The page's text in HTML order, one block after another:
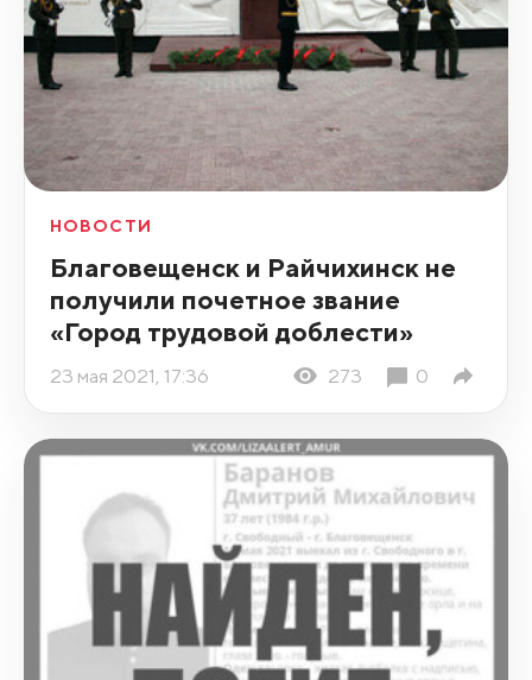
НОВОСТИ
Благовещенск и Райчихинск не
получили почетное звание
«Город трудовой доблести»
23 мая 2021, 17:36 273 0